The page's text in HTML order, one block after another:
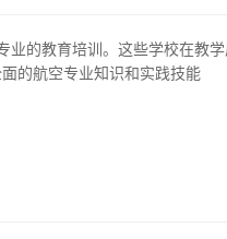
的航空专业知识和实践技能